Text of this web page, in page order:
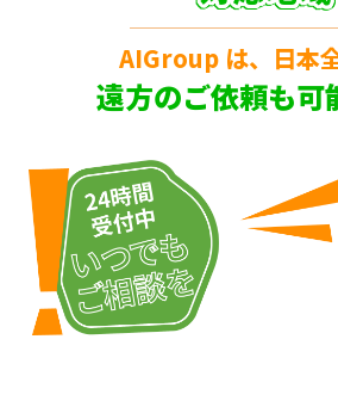
AIGroup は、日本
遠方のご依頼も可